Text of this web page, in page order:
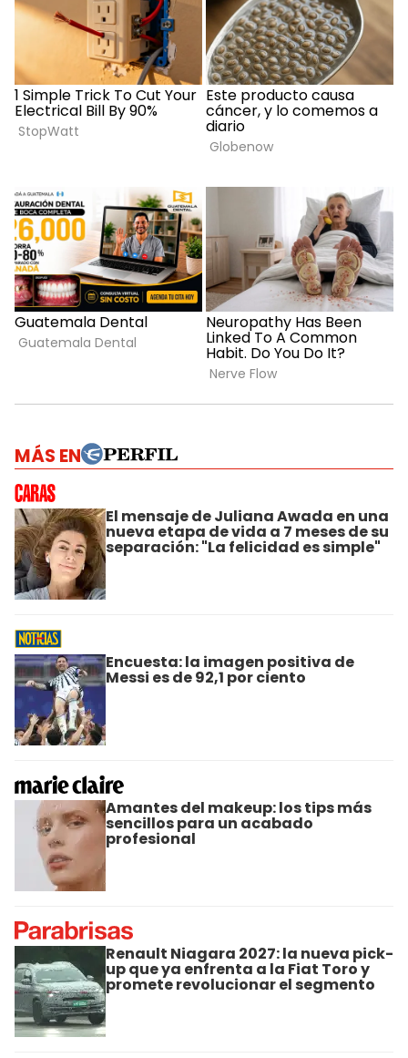
MÁS EN
El mensaje de Juliana Awada en una
nueva etapa de vida a 7 meses de su
separación: "La felicidad es simple"
Encuesta: la imagen positiva de
Messi es de 92,1 por ciento
Amantes del makeup: los tips más
sencillos para un acabado
profesional
Renault Niagara 2027: la nueva pick-
up que ya enfrenta a la Fiat Toro y
promete revolucionar el segmento